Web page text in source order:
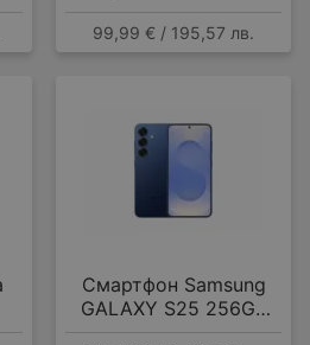
W
99,99 € / 195,57 лв.
Смартфон Samsung
GALAXY S25 256GB